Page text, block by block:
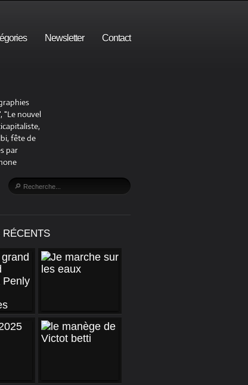
Newsletter Contact
"Le nouvel
fête de
par
RÉCENTS